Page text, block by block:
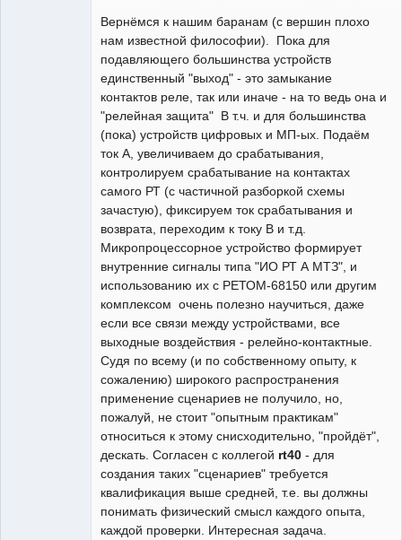
Вернёмся к нашим баранам (с вершин плохо
нам известной философии). Пока для
подавляющего большинства устройств
единственный "выход" - это замыкание
контактов реле, так или иначе - на то ведь она и
"релейная защита" В т.ч. и для большинства
(пока) устройств цифровых и МП-ых. Подаём
ток А, увеличиваем до срабатывания,
контролируем срабатывание на контактах
самого РТ (с частичной разборкой схемы
зачастую), фиксируем ток срабатывания и
возврата, переходим к току В и т.д.
Микропроцессорное устройство формирует
внутренние сигналы типа "ИО РТ А МТЗ", и
использованию их с РЕТОМ-68150 или другим
комплексом очень полезно научиться, даже
если все связи между устройствами, все
выходные воздействия - релейно-контактные.
Судя по всему (и по собственному опыту, к
сожалению) широкого распространения
применение сценариев не получило, но,
пожалуй, не стоит "опытным практикам"
относиться к этому снисходительно, "пройдёт",
дескать. Согласен с коллегой rt40 - для
создания таких "сценариев" требуется
квалификация выше средней, т.е. вы должны
понимать физический смысл каждого опыта,
каждой проверки. Интересная задача.